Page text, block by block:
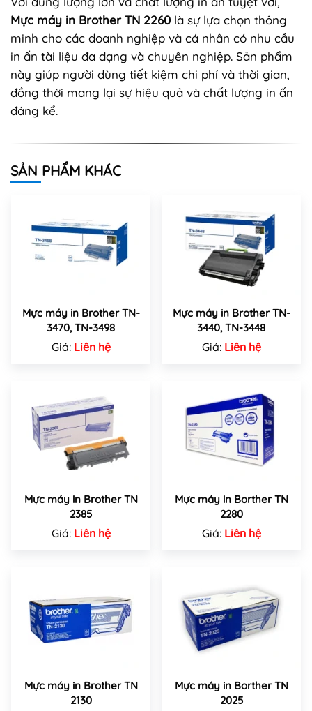
Mực máy in Brother TN 2260 là sự lựa chọn thông
minh cho các doanh nghiệp và cá nhân có nhu cầu
in ấn tài liệu đa dạng và chuyên nghiệp. Sản phẩm
này giúp người dùng tiết kiệm chi phí và thời gian,
đồng thời mang lại sự hiệu quả và chất lượng in ấn
đáng kể.
SẢN PHẨM KHÁC
Mực máy in Brother TN-
3470, TN-3498
Giá: Liên hệ
Mực máy in Brother TN-
3440, TN-3448
Giá: Liên hệ
Mực máy in Brother TN
2385
Giá: Liên hệ
Mực máy in Borther TN
2280
Giá: Liên hệ
Mực máy in Brother TN
2130
Mực máy in Borther TN
2025